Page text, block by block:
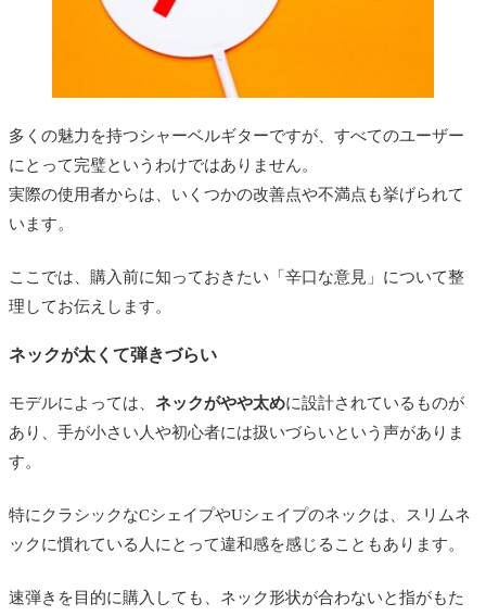
多くの魅力を持つシャーベルギターですが、すべてのユーザー
にとって完璧というわけではありません。
実際の使用者からは、いくつかの改善点や不満点も挙げられて
います。
ここでは、購入前に知っておきたい「辛口な意見」について整
理してお伝えします。
ネックが太くて弾きづらい
モデルによっては、 ネックがやや太めに設計されているものが
あり、手が小さい人や初心者には扱いづらいという声がありま
す。
特にクラシックなCシェイプやUシェイプのネックは、スリムネ
ックに慣れている人にとって違和感を感じることもあります。
速弾きを目的に購入しても、ネック形状が合わないと指がもた